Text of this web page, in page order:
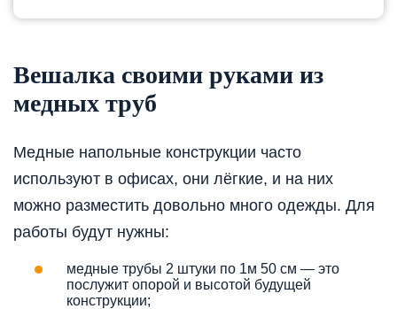
Вешалка своими руками из
медных труб
Медные напольные конструкции часто
используют в офисах, они лёгкие, и на них
можно разместить довольно много одежды. Для
работы будут нужны:
медные трубы 2 штуки по 1м 50 см — это
послужит опорой и высотой будущей
конструкции;